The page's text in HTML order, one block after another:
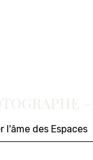
l'âme des Espaces